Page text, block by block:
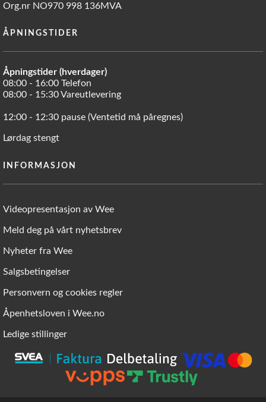
Org.nr NO970 998 136MVA
ÅPNINGSTIDER
Åpningstider (hverdager)
08:00 - 16:00 Telefon
08:00 - 15:30 Vareutlevering
12:00 - 12:30 pause (Ventetid må påregnes)
Lørdag stengt
INFORMASJON
Videopresentasjon av Wee
Meld deg på vårt nyhetsbrev
Nyheter fra Wee
Salgsbetingelser
Personvern og cookies regler
Åpenhetsloven i Wee.no
Ledige stillinger